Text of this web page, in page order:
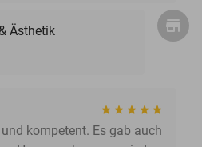
Ästhetik
kompetent. Es gab auch